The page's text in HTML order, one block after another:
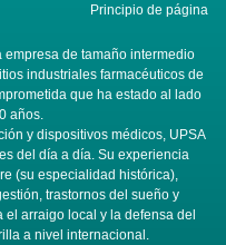
empresa de tamaño intermedio
industriales farmacéuticos de
que ha estado al lado
años.
y dispositivos médicos, UPSA
del día a día. Su experiencia
(su especialidad histórica),
trastornos del sueño y
el arraigo local y la defensa del
a nivel internacional.
Principio de página